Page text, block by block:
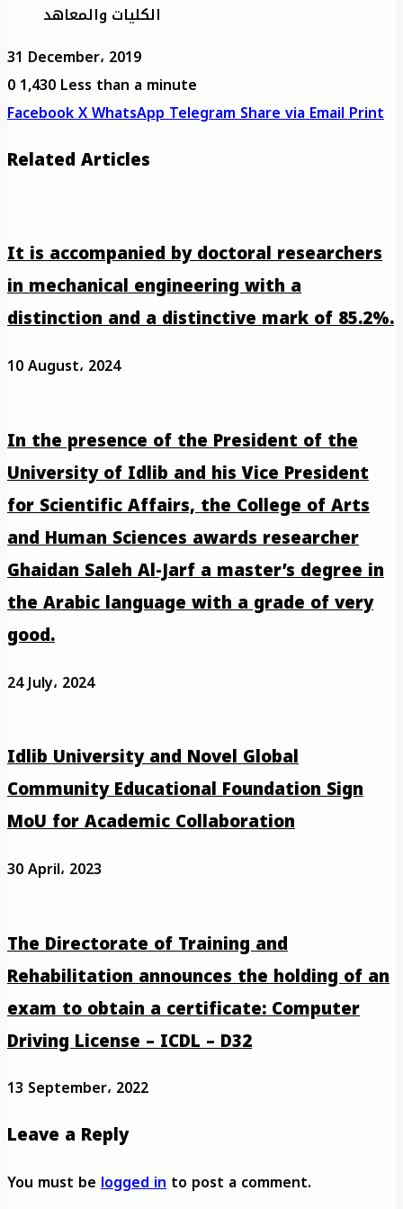
الكليات والمعاهد
31 December، 2019
01,430Less than a minute
FacebookXWhatsAppTelegramShare via EmailPrint
Related Articles
It is accompanied by doctoral researchers
in mechanical engineering with a
distinction and a distinctive mark of 85.2%.
10 August، 2024
In the presence of the President of the
University of Idlib and his Vice President
for Scientific Affairs, the College of Arts
and Human Sciences awards researcher
Ghaidan Saleh Al-Jarf a master’s degree in
the Arabic language with a grade of very
good.
24 July، 2024
Idlib University and Novel Global
Community Educational Foundation Sign
MoU for Academic Collaboration
30 April، 2023
The Directorate of Training and
Rehabilitation announces the holding of an
exam to obtain a certificate: Computer
Driving License – ICDL – D32
13 September، 2022
Leave a Reply
You must belogged into post a comment.